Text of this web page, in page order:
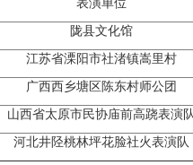
表演单位
陇县文化馆
江苏省溧阳市社渚镇嵩里村
广西西乡塘区陈东村师公团
山西省太原市民协庙前高跷表演
河北井陉桃林坪花脸社火表演队